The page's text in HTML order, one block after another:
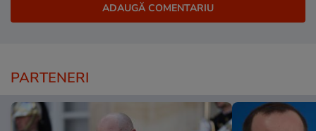
PARTENERI